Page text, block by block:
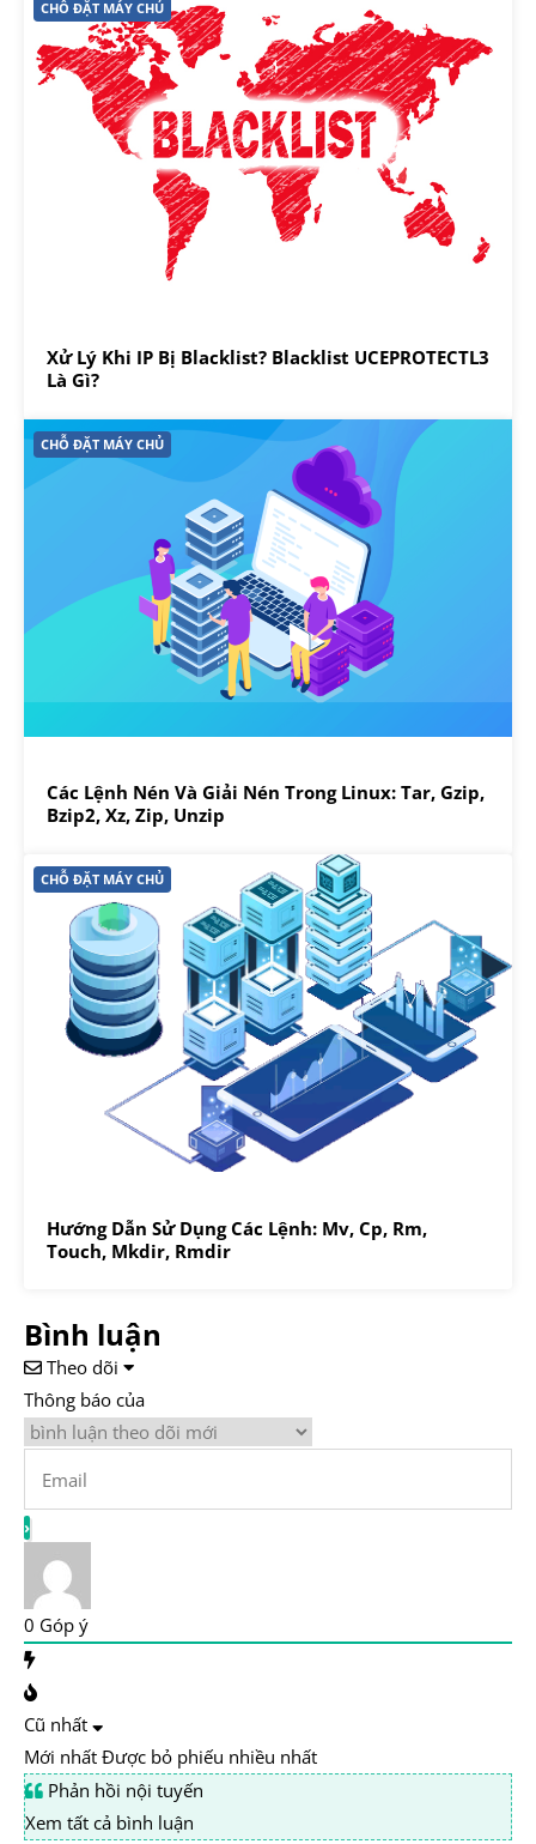
CHỖ ĐẶT MÁY CHỦ
Xử Lý Khi IP Bị Blacklist? Blacklist UCEPROTECTL3
Là Gì?
CHỖ ĐẶT MÁY CHỦ
Các Lệnh Nén Và Giải Nén Trong Linux: Tar, Gzip,
Bzip2, Xz, Zip, Unzip
CHỖ ĐẶT MÁY CHỦ
Hướng Dẫn Sử Dụng Các Lệnh: Mv, Cp, Rm,
Touch, Mkdir, Rmdir
Bình luận
Theo dõi
Thông báo của
0 Góp ý
Cũ nhất
Mới nhất Được bỏ phiếu nhiều nhất
Phản hồi nội tuyến
Xem tất cả bình luận